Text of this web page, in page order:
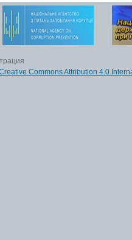
Commons Attribution 4.0